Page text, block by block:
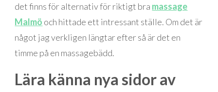
det finns för alternativ för riktigt bra massage
Malmö och hittade ett intressant ställe. Om det är
något jag verkligen längtar efter så är det en
timme på en massagebädd.
Lära känna nya sidor av